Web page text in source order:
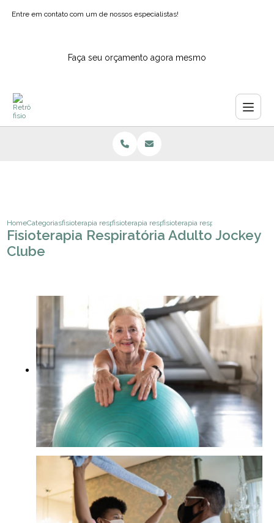
Entre em contato com um de nossos especialistas!
Faça seu orçamento agora mesmo
HomeCategoriasfisioterapia respiratoriafisioterapia respiratoria para idoso acamado
fisioterapia respiratoria adulto
Fisioterapia Respiratória Adulto Jockey
Clube